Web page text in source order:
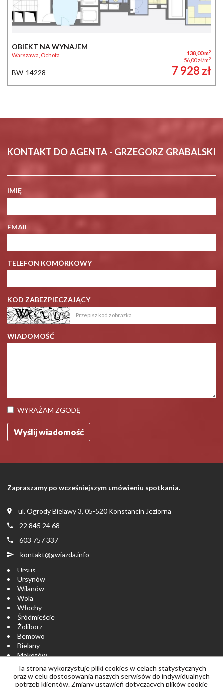
OBIEKT NA WYNAJEM
Warszawa, Ochota 138,00 m2
56,00 zł/m2
BW-14228 7 928 zł
KONTAKT DO AGENTA - GRZEGORZ GRABALSKI
IMIĘ
EMAIL
TELEFON KOMÓRKOWY
KOD ZABEZPIECZAJĄCY
WIADOMOŚĆ
WYRAŻAM ZGODĘ
Zapraszamy po wcześniejszym umówieniu spotkania.
ul. Ogrody Bielawy 3, 05-520 Konstancin Jeziorna
22 845 24 68
603 757 337
kontakt@gwiazda.info
Ursus
Ursynów
Wilanów
Wola
Włochy
Śródmieście
Żoliborz
Bemowo
Bielany
Mokotów
Ochota
Praga-Południe
Praga-Północ
Ta strona wykorzystuje pliki cookies w celach statystycznych
oraz w celu dostosowania naszych serwisów do indywidualnych
potrzeb klientów. Zmiany ustawień dotyczących plików cookie